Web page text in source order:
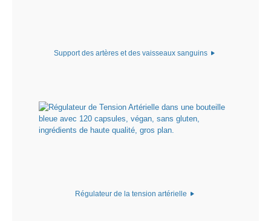
Support des artères et des vaisseaux sanguins
Régulateur de la tension artérielle